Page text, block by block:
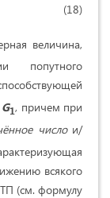
(18)
величина,
попутного
G1, причем при
ое числои/
всякого
ТП (см. формулу